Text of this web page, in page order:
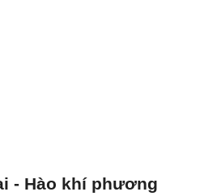
- Hào khí phương